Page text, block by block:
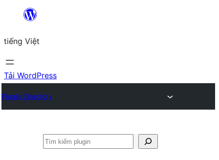
Chuyển
phần
nội
dung
tiếng Việt
Tải WordPress
Plugin Directory
Tìm